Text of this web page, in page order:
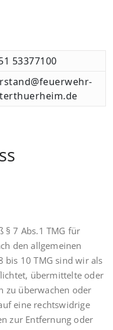
53377100
§ 7 Abs.1 TMG für
den allgemeinen
bis 10 TMG sind wir als
übermittelte oder
zu überwachen oder
eine rechtswidrige
zur Entfernung oder